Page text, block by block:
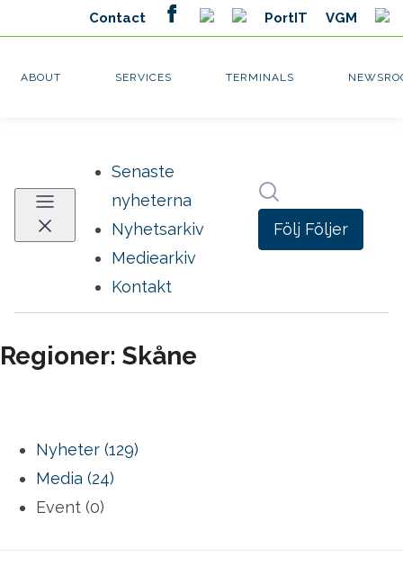
Senaste
nyheterna
Nyhetsarkiv
Mediearkiv
Kontakt
Följ Följer
Regioner: Skåne
Nyheter (129)
Media (24)
Event (0)